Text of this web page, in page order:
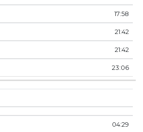
17:58
21:42
21:42
23:06
04:29